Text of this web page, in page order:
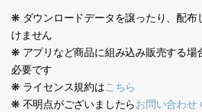
❋ ダウンロードデータを譲ったり、配布
けません
❋ アプリなど商品に組み込み販売する場
必要です
❋ ライセンス規約はこちら
❋ 不明点がございましたらお問い合わせ